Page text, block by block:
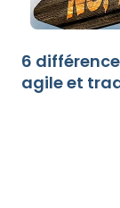
6
agile et